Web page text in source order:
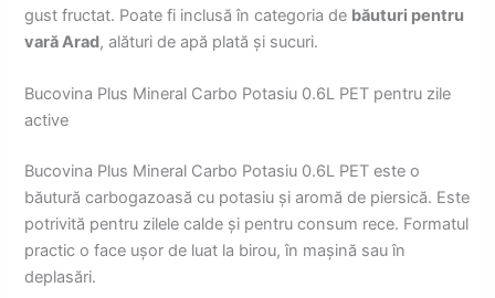
gust fructat. Poate fi inclusă în categoria de băuturi pentru
vară Arad, alături de apă plată și sucuri.
Bucovina Plus Mineral Carbo Potasiu 0.6L PET pentru zile
active
Bucovina Plus Mineral Carbo Potasiu 0.6L PET este o
băutură carbogazoasă cu potasiu și aromă de piersică. Este
potrivită pentru zilele calde și pentru consum rece. Formatul
practic o face ușor de luat la birou, în mașină sau în
deplasări.